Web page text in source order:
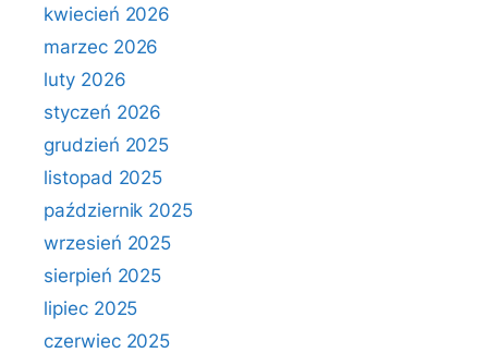
kwiecień 2026
marzec 2026
luty 2026
styczeń 2026
grudzień 2025
listopad 2025
październik 2025
wrzesień 2025
sierpień 2025
lipiec 2025
czerwiec 2025